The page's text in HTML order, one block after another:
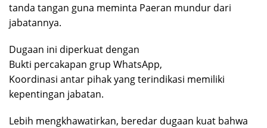
tanda tangan guna meminta Paeran mundur dari
jabatannya.
Dugaan ini diperkuat dengan
Bukti percakapan grup WhatsApp,
Koordinasi antar pihak yang terindikasi memiliki
kepentingan jabatan.
Lebih mengkhawatirkan, beredar dugaan kuat bahwa